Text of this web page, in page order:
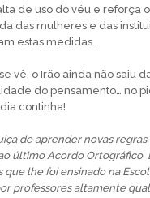
de uso do véu e reforça
das mulheres e das
estas medidas.
vê, o Irão ainda não saiu
do pensamento… no
continha!
de aprender novas
último Acordo Ortográfico.
que lhe foi ensinado na
professores altamente